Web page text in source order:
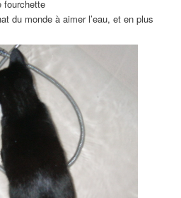
fourchette
du monde à aimer l’eau, et en plus